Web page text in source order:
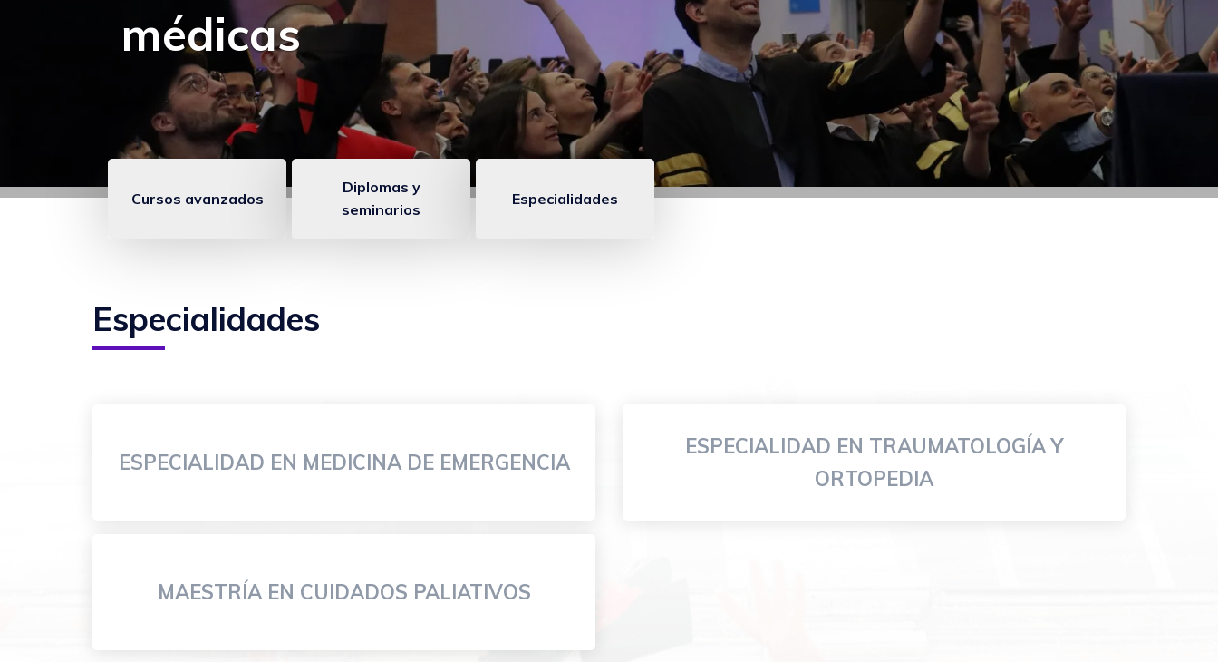
médicas
Cursos avanzados
Diplomas y
seminarios
Especialidades
Especialidades
ESPECIALIDAD EN MEDICINA DE EMERGENCIA
ESPECIALIDAD EN TRAUMATOLOGÍA Y
ORTOPEDIA
MAESTRÍA EN CUIDADOS PALIATIVOS